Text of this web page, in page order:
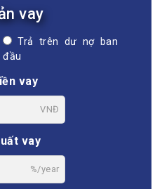
vay
Trả trên dư nợ ban
đầu
vay
VNĐ
vay
%/year